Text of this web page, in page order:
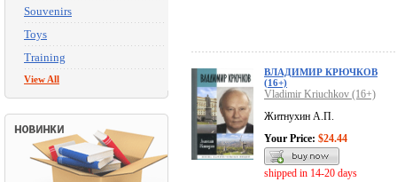
Souvenirs
Toys
Training
View All
ВЛАДИМИР КРЮЧКОВ
(16+)
Vladimir Kriuchkov (16+)
Житнухин А.П.
Your Price: $24.44
shipped in 14-20 days